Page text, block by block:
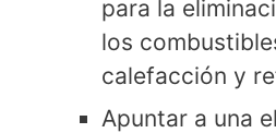
para la
los
calefacción y
Apuntar a una